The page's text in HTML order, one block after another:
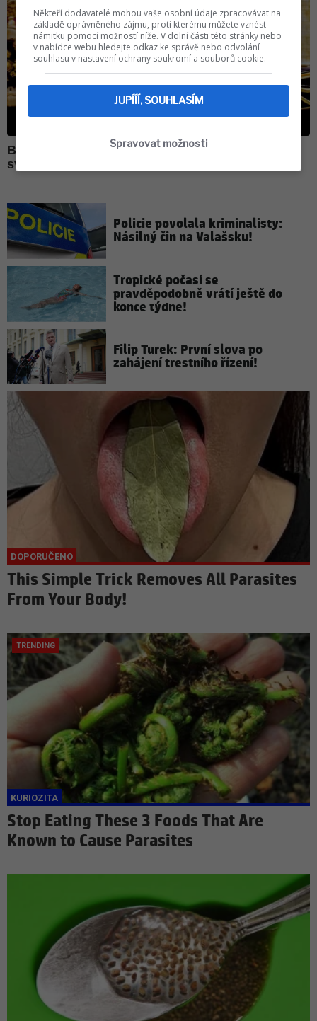
Policie povolala kriminalisty:
Násilný čin na Valašsku!
Tropické počasí se
pravděpodobně vrátí ještě do
konce týdne!
Filip Turek: První slova po
zahájení trestního řízení!
This Simple Trick Removes All Parasites
From Your Body!
Stop Eating These 3 Foods That Are
Known to Cause Parasites
Někteří dodavatelé mohou vaše osobní údaje zpracovávat na
základě oprávněného zájmu, proti kterému můžete vznést
námitku pomocí možností níže. V dolní části této stránky nebo
v nabídce webu hledejte odkaz ke správě nebo odvolání
souhlasu v nastavení ochrany soukromí a souborů cookie.
JUPÍÍÍ, SOUHLASÍM
Spravovat možnosti